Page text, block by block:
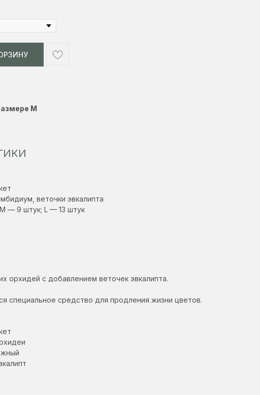
M
веточки эвкалипта
— 9 штук; L — 13 штук
орхидей с добавлением веточек эвкалипта.
специальное средство для продления жизни цветов.